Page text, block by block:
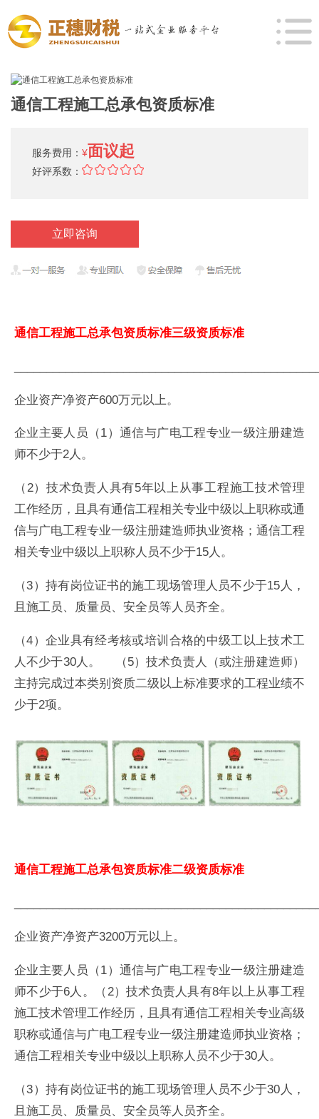
通信工程施工总承包资质标准
服务费用： ¥面议起
好评系数：
立即咨询
通信工程施工总承包资质标准三级资质标准
企业资产净资产600万元以上。
企业主要人员（1）通信与广电工程专业一级注册建造
师不少于2人。
（2）技术负责人具有5年以上从事工程施工技术管理
工作经历，且具有通信工程相关专业中级以上职称或通
信与广电工程专业一级注册建造师执业资格；通信工程
相关专业中级以上职称人员不少于15人。
（3）持有岗位证书的施工现场管理人员不少于15人，
且施工员、质量员、安全员等人员齐全。
（4）企业具有经考核或培训合格的中级工以上技术工
人不少于30人。 （5）技术负责人（或注册建造师）
主持完成过本类别资质二级以上标准要求的工程业绩不
少于2项。
通信工程施工总承包资质标准二级资质标准
企业资产净资产3200万元以上。
企业主要人员（1）通信与广电工程专业一级注册建造
师不少于6人。 （2）技术负责人具有8年以上从事工程
施工技术管理工作经历，且具有通信工程相关专业高级
职称或通信与广电工程专业一级注册建造师执业资格；
通信工程相关专业中级以上职称人员不少于30人。
（3）持有岗位证书的施工现场管理人员不少于30人，
且施工员、质量员、安全员等人员齐全。